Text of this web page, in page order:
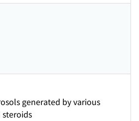
generated by various